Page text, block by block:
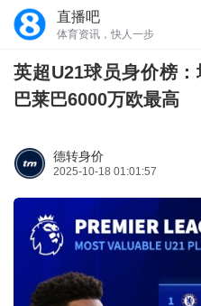
直播吧
体育资讯，快人一步
英超U21球员身价榜：
巴莱巴6000万欧最高
德转身价
2025-10-18 01:01:57